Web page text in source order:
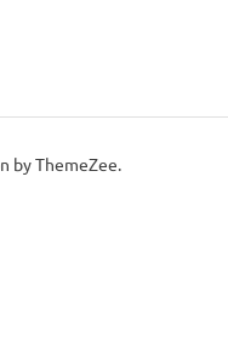
by ThemeZee.